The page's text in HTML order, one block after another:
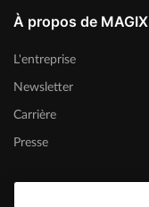
À propos de MAGIX
L'entreprise
Newsletter
Carrière
Presse